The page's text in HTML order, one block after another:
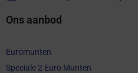
Ons aanbod
Euromunten
Speciale 2 Euro Munten